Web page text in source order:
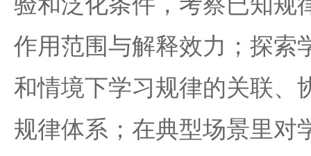
作用范围与解释效力；探索
和情境下学习规律的关联、
规律体系；在典型场景里对